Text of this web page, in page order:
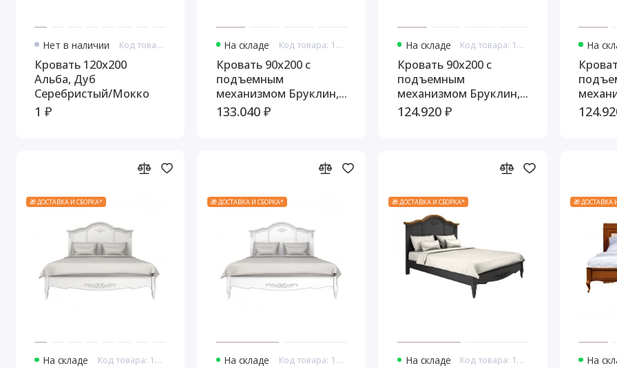
Нет в наличии Код товара: 10747
Кровать 120x200
Альба, Дуб
Серебристый/Мокко
1 ₽
На складе Код товара: 10758
Кровать 90x200 с
подъемным
механизмом Бруклин,
Черный
133.040 ₽
На складе Код товара: 10770
Кровать 90x200 с
подъемным
механизмом Бруклин,
Серый
124.920 ₽
На
🎁 ДОСТАВКА И СБОРКА*
На складе Код товара: 10867
🎁 ДОСТАВКА И СБОРКА*
На складе Код товара: 10879
🎁 ДОСТАВКА И СБОРКА*
На складе Код товара: 10893
🎁 ДОСТАВКА
На